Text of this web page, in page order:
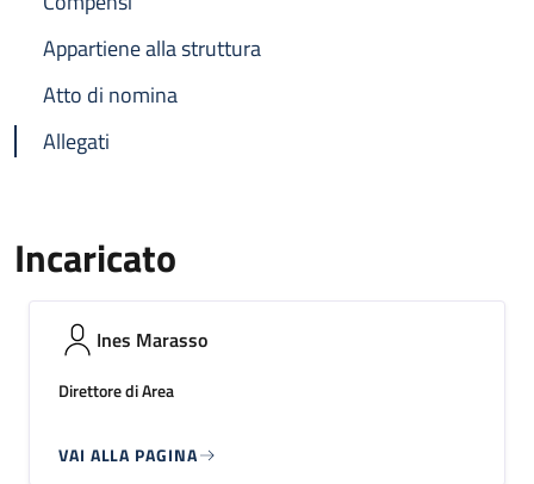
Appartiene alla struttura
Atto di nomina
Allegati
Incaricato
Ines Marasso
Direttore di Area
VAI ALLA PAGINA